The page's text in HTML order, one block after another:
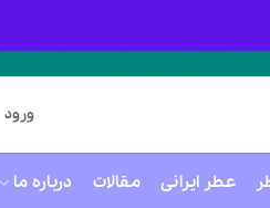
ورود
عطر ایرانی مقالات درباره ما